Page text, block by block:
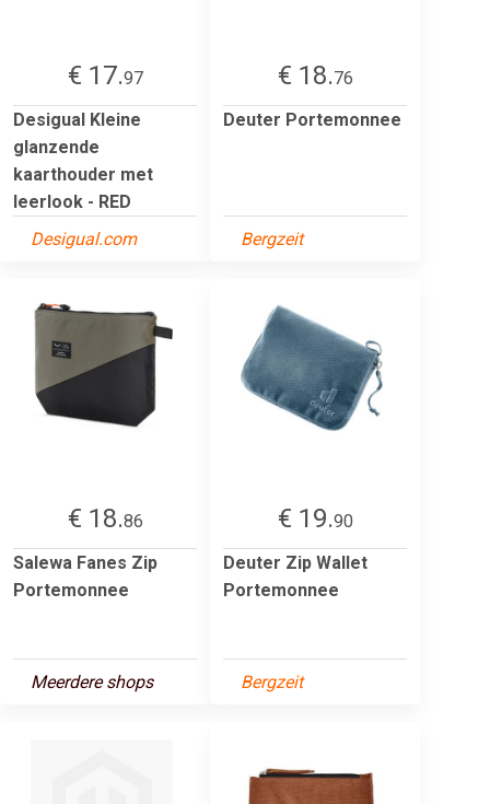
€ 17.97
Desigual Kleine
glanzende
kaarthouder met
leerlook - RED
Desigual.com
€ 18.76
Deuter Portemonnee
Bergzeit
€ 18.86
Salewa Fanes Zip
Portemonnee
Meerdere shops
€ 19.90
Deuter Zip Wallet
Portemonnee
Bergzeit